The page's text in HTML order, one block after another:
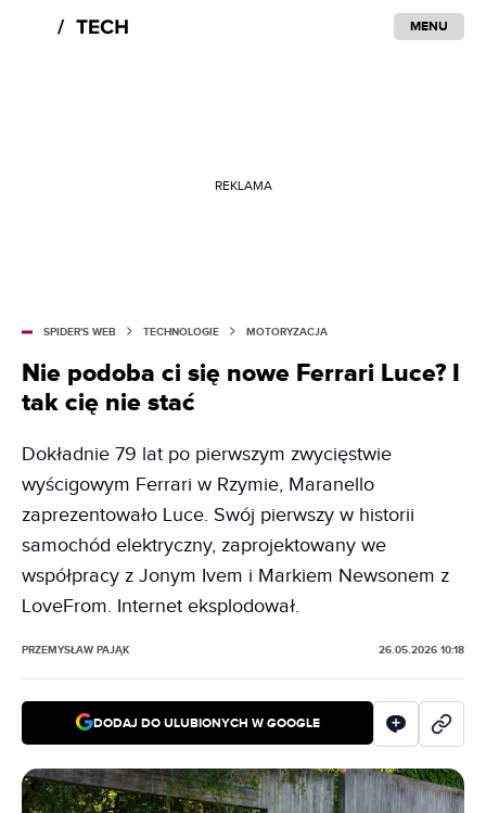
MENU
REKLAMA
SPIDER'S WEB TECHNOLOGIE MOTORYZACJA
Nie podoba ci się nowe Ferrari Luce? I
tak cię nie stać
Dokładnie 79 lat po pierwszym zwycięstwie
wyścigowym Ferrari w Rzymie, Maranello
zaprezentowało Luce. Swój pierwszy w historii
samochód elektryczny, zaprojektowany we
współpracy z Jonym Ivem i Markiem Newsonem z
LoveFrom. Internet eksplodował.
PRZEMYSŁAW PAJĄK 26.05.2026 10:18
DODAJ DO ULUBIONYCH W GOOGLE